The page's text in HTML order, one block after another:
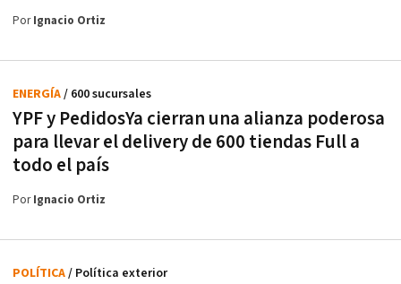
PorIgnacio Ortiz
YPF y PedidosYa cierran una alianza poderosa
para llevar el delivery de 600 tiendas Full a
todo el país
ENERGÍA/ 600 sucursales
PorIgnacio Ortiz
POLÍTICA/ Política exterior